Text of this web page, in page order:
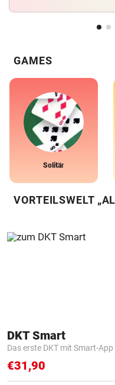
GAMES
Solitär
VORTEILSWELT
DKT Smart
Das erste DKT mit Smart-App
€31,90